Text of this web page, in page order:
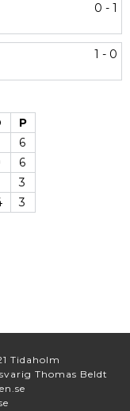
0 - 1
1 - 0
P
6
6
3
3
Tidaholm
Thomas Beldt